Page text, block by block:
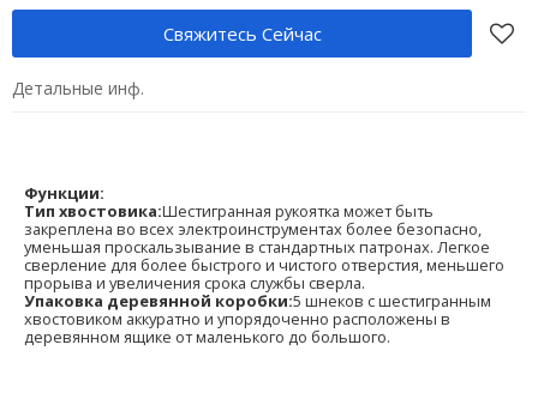
Свяжитесь Сейчас
Детальные инф.
Функции:
Тип хвостовика:Шестигранная рукоятка может быть
закреплена во всех электроинструментах более безопасно,
уменьшая проскальзывание в стандартных патронах. Легкое
сверление для более быстрого и чистого отверстия, меньшего
прорыва и увеличения срока службы сверла.
Упаковка деревянной коробки:5 шнеков с шестигранным
хвостовиком аккуратно и упорядоченно расположены в
деревянном ящике от маленького до большого.